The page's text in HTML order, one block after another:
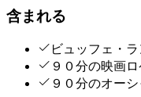
含まれる
ビュッフェ・ラ
９０分の映画
９０分のオー